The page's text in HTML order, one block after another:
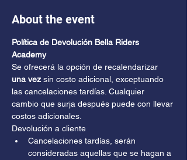
About the event
Política de Devolución Bella Riders
Academy
Se ofrecerá la opción de recalendarizar
una vez sin costo adicional, exceptuando
las cancelaciones tardías. Cualquier
cambio que surja después puede con llevar
costos adicionales.
Devolución a cliente
Cancelaciones tardías, serán
consideradas aquellas que se hagan a